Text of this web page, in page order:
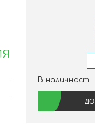
В наличност